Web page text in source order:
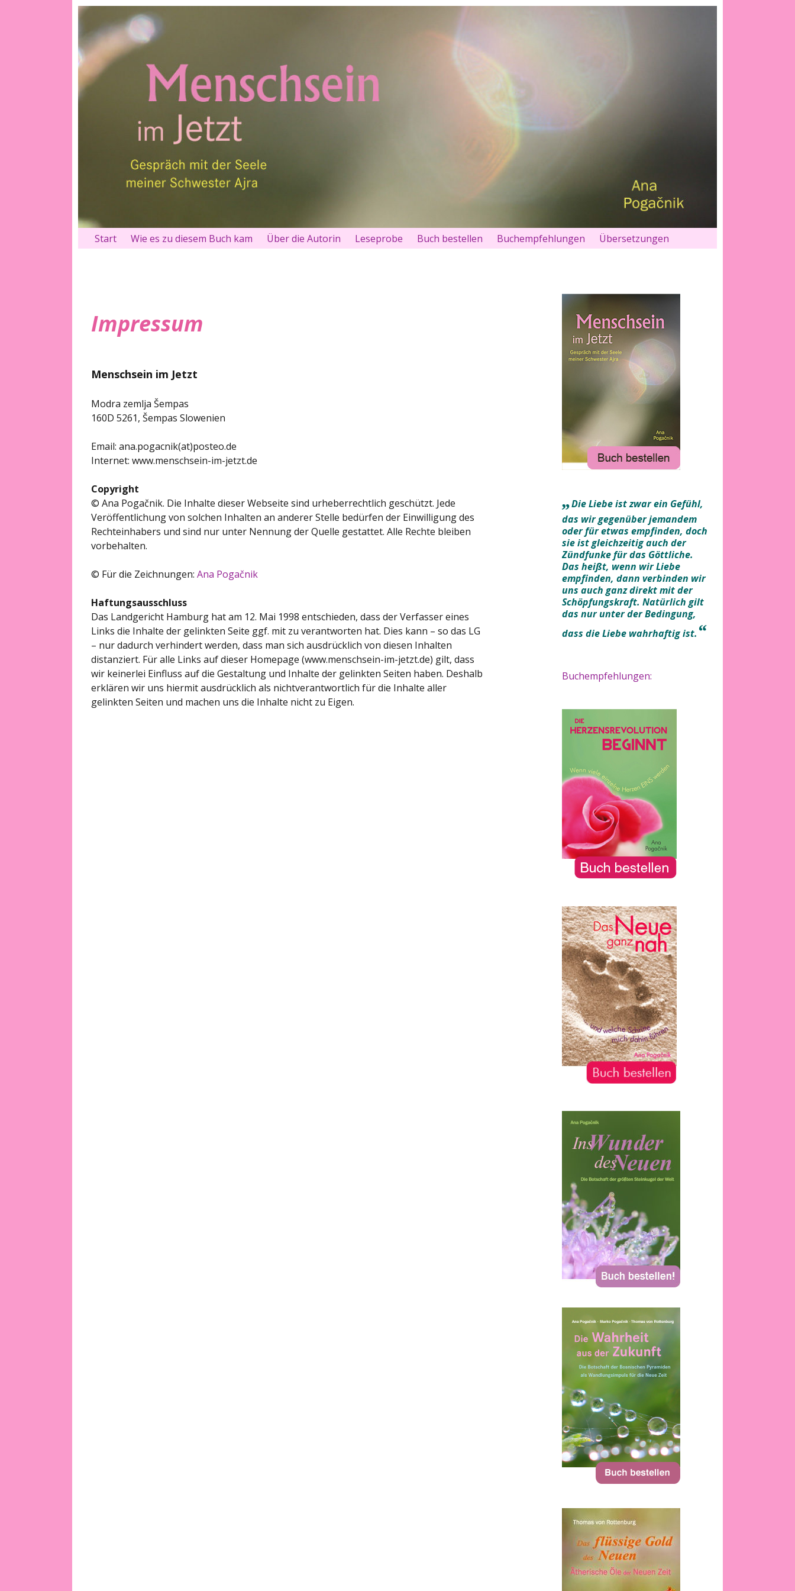
Start Wie es zu diesem Buch kam Über die Autorin Leseprobe Buch bestellen Buchempfehlungen Übersetzungen
Impressum
Menschsein im Jetzt
Modra zemlja Šempas
160D 5261, Šempas Slowenien
Email: ana.pogacnik(at)posteo.de
Internet: www.menschsein-im-jetzt.de
Copyright
© Ana Pogačnik. Die Inhalte dieser Webseite sind urheberrechtlich geschützt. Jede
Veröffentlichung von solchen Inhalten an anderer Stelle bedürfen der Einwilligung des
Rechteinhabers und sind nur unter Nennung der Quelle gestattet. Alle Rechte bleiben
vorbehalten.
© Für die Zeichnungen: Ana Pogačnik
Haftungsausschluss
Das Landgericht Hamburg hat am 12. Mai 1998 entschieden, dass der Verfasser eines
Links die Inhalte der gelinkten Seite ggf. mit zu verantworten hat. Dies kann – so das LG
– nur dadurch verhindert werden, dass man sich ausdrücklich von diesen Inhalten
distanziert. Für alle Links auf dieser Homepage (www.menschsein-im-jetzt.de) gilt, dass
wir keinerlei Einfluss auf die Gestaltung und Inhalte der gelinkten Seiten haben. Deshalb
erklären wir uns hiermit ausdrücklich als nichtverantwortlich für die Inhalte aller
gelinkten Seiten und machen uns die Inhalte nicht zu Eigen.
„Die Liebe ist zwar ein Gefühl,
das wir gegenüber jemandem
oder für etwas empfinden, doch
sie ist gleichzeitig auch der
Zündfunke für das Göttliche.
Das heißt, wenn wir Liebe
empfinden, dann verbinden wir
uns auch ganz direkt mit der
Schöpfungskraft. Natürlich gilt
das nur unter der Bedingung,
dass die Liebe wahrhaftig ist. “
Buchempfehlungen: